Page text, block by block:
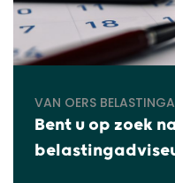
VAN OERS
Bent u op zoek